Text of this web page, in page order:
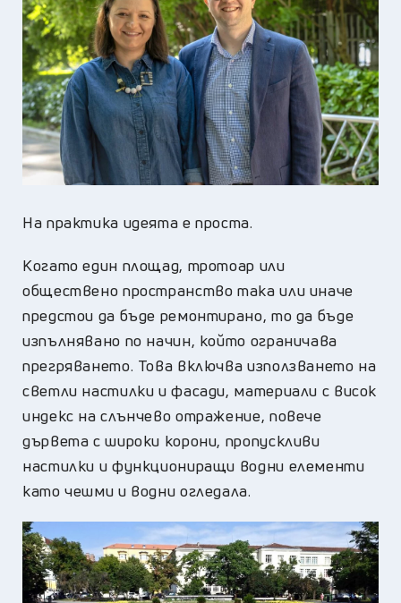
На практика идеята е проста.
Когато един площад, тротоар или
обществено пространство така или иначе
предстои да бъде ремонтирано, то да бъде
изпълнявано по начин, който ограничава
прегряването. Това включва използването на
светли настилки и фасади, материали с висок
индекс на слънчево отражение, повече
дървета с широки корони, пропускливи
настилки и функциониращи водни елементи
като чешми и водни огледала.